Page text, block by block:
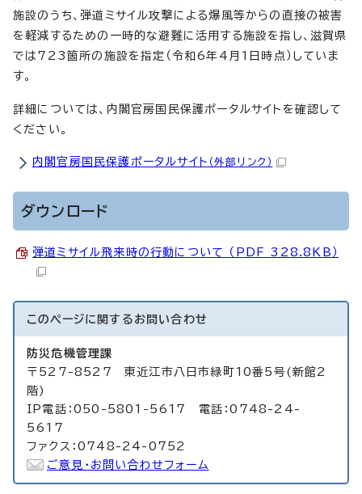
施設のうち、弾道ミサイル攻撃による爆風等からの直接の被害
を軽減するための一時的な避難に活用する施設を指し、滋賀県
では723箇所の施設を指定（令和6年4月1日時点）していま
す。
詳細については、内閣官房国民保護ポータルサイトを確認して
ください。
内閣官房国民保護ポータルサイト （外部リンク）
ダウンロード
弾道ミサイル飛来時の行動について （PDF 328.8KB）
このページに関する お問い合わせ
防災危機管理課
〒527-8527 東近江市八日市緑町10番5号(新館2
階)
IP電話：050-5801-5617 電話：0748-24-
5617
ファクス：0748-24-0752
ご意見・お問い合わせフォーム